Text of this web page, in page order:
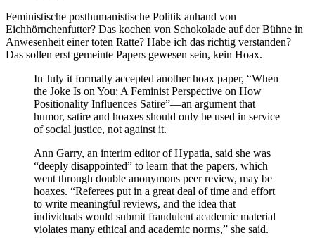
Feministische posthumanistische Politik anhand von
Eichhörnchenfutter? Das kochen von Schokolade auf der Bühne in
Anwesenheit einer toten Ratte? Habe ich das richtig verstanden?
Das sollen erst gemeinte Papers gewesen sein, kein Hoax.
In July it formally accepted another hoax paper, “When
the Joke Is on You: A Feminist Perspective on How
Positionality Influences Satire”—an argument that
humor, satire and hoaxes should only be used in service
of social justice, not against it.
Ann Garry, an interim editor of Hypatia, said she was
“deeply disappointed” to learn that the papers, which
went through double anonymous peer review, may be
hoaxes. “Referees put in a great deal of time and effort
to write meaningful reviews, and the idea that
individuals would submit fraudulent academic material
violates many ethical and academic norms,” she said.